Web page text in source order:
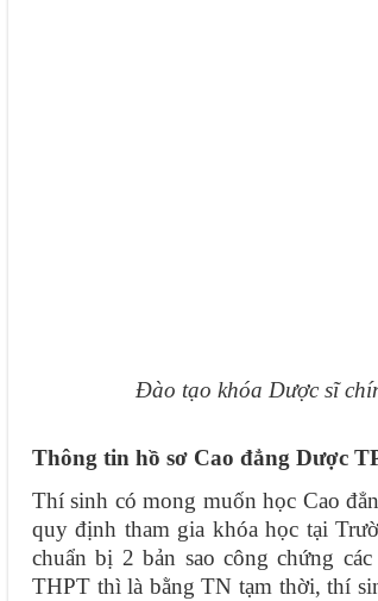
Đào tạo khóa Dược sĩ
Thông tin hồ sơ Cao đẳng Dược
Thí sinh có mong muốn học Cao
quy định tham gia khóa học tại
chuẩn bị 2 bản sao công chứng
THPT thì là bằng TN tạm thời, thí